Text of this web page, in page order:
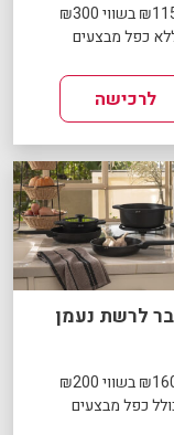
כפל מבצעים
לרכישה
לרשת נעמן
כפל מבצעים